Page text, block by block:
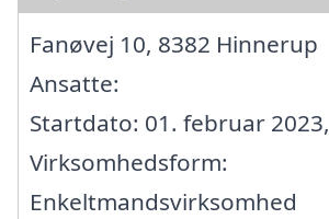
Fanøvej 10, 8382 Hinnerup
Ansatte:
Startdato: 01. februar 2023,
Virksomhedsform:
Enkeltmandsvirksomhed